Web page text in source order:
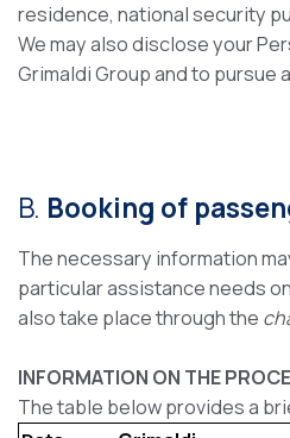
residence, national security
We may also disclose your
Grimaldi Group and to pursue
B. Booking of
The necessary information
particular assistance needs
also take place through the
INFORMATION ON THE
The table below provides a